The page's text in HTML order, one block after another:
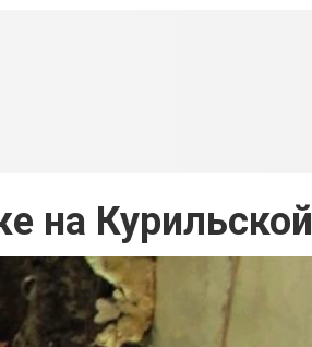
на Курильской